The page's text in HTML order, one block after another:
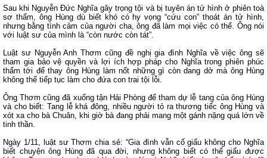
Sau khi Nguyễn Đức Nghĩa gây trọng tội và bị tuyên án tử hình ở phiên toà
sơ thẩm, ông Hùng dù biết khó có hy vọng “cứu con” thoát án tử hình,
nhưng bằng tình cảm của người cha, ông đã làm mọi việc có thể. Ông nói
với luật sư của mình là “còn nước còn tát”.
Luật sư Nguyễn Anh Thơm cũng đề nghị gia đình Nghĩa về việc ông sẽ
tham gia bảo vệ quyền và lợi ích hợp pháp cho Nghĩa trong phiên phúc
thẩm tới để thay ông Hùng làm nốt những gì còn dang dở mà ông Hùng
không thể tiếp tục làm cho đứa con trai tội lỗi.
Ông Thơm cũng đã xuống tận Hải Phòng để tham dự lễ tang của ông Hùng
và cho biết: Tang lễ khá đông, nhiều người tỏ ra thương tiếc ông Hùng và
xót xa cho bà Chuân, khi giờ bà đang phải mang một gánh nặng quá lớn về
tinh thần.
Ngày 1/11, luật sư Thơm chia sẻ: “Gia đình vẫn cố giấu không cho Nghĩa
biết chuyện ông Hùng đã qua đời, nhưng không biết có thể giấu được